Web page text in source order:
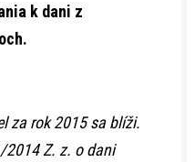
k dani z
za rok 2015 sa blíži.
2014 Z. z. o dani